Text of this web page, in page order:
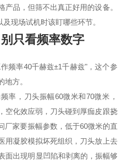
产品，但筛不出真正好用的设备。
现场试机时该盯哪些环节。
只看频率数字
频率40千赫兹±1千赫兹"，这个参
地方。
率，刀头振幅60微米和70微米，
空化效应弱，刀头碰到厚痂皮跟挠
厂家要振幅参数，低于60微米的直
用凝胶模拟坏死组织，刀头放上去
出现明显凹陷和剥离的，振幅够